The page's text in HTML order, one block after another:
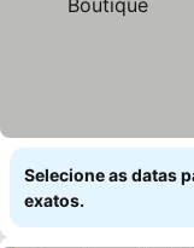
Selecione as datas
exatos.